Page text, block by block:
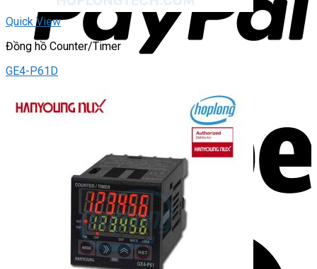
Quick View
Đồng hồ Counter/Timer
GE4-P61D